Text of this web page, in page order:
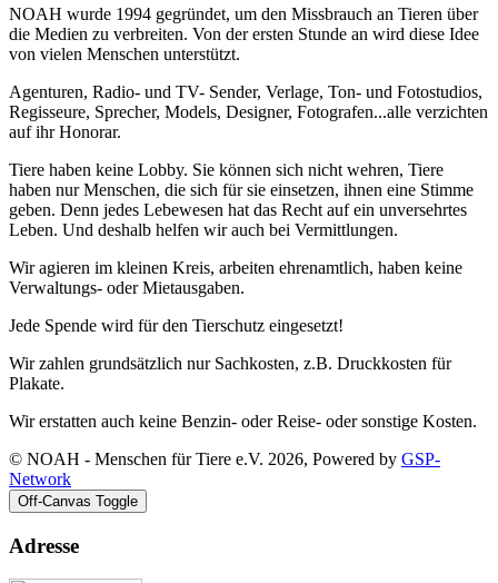
NOAH wurde 1994 gegründet, um den Missbrauch an Tieren über
die Medien zu verbreiten. Von der ersten Stunde an wird diese Idee
von vielen Menschen unterstützt.
Agenturen, Radio- und TV- Sender, Verlage, Ton- und Fotostudios,
Regisseure, Sprecher, Models, Designer, Fotografen...alle verzichten
auf ihr Honorar.
Tiere haben keine Lobby. Sie können sich nicht wehren, Tiere
haben nur Menschen, die sich für sie einsetzen, ihnen eine Stimme
geben. Denn jedes Lebewesen hat das Recht auf ein unversehrtes
Leben. Und deshalb helfen wir auch bei Vermittlungen.
Wir agieren im kleinen Kreis, arbeiten ehrenamtlich, haben keine
Verwaltungs- oder Mietausgaben.
Jede Spende wird für den Tierschutz eingesetzt!
Wir zahlen grundsätzlich nur Sachkosten, z.B. Druckkosten für
Plakate.
Wir erstatten auch keine Benzin- oder Reise- oder sonstige Kosten.
© NOAH - Menschen für Tiere e.V. 2026, Powered by GSP-
Network
Off-Canvas Toggle
Adresse